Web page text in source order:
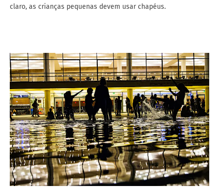
claro, as crianças pequenas devem usar chapéus.